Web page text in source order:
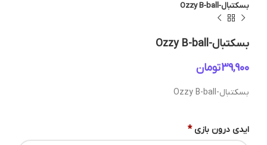
بسکتبال-Ozzy B-ball
بسکتبال-Ozzy B-ball
تومان
بسکتبال-Ozzy B-ball
ایدی درون بازی *